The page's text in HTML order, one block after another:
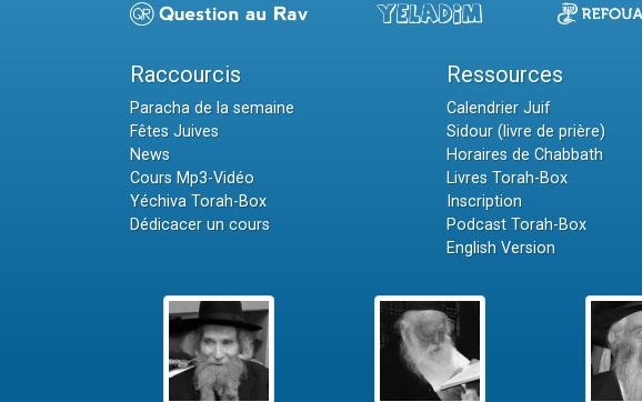
Raccourcis
Paracha de la semaine
Fêtes Juives
News
Cours Mp3-Vidéo
Yéchiva Torah-Box
Dédicacer un cours
Ressources
Calendrier Juif
Sidour (livre de prière)
Horaires de Chabbath
Livres Torah-Box
Inscription
Podcast Torah-Box
English Version